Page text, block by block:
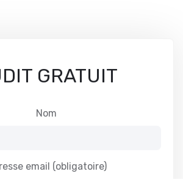
GRATUIT
Nom
email (obligatoire)